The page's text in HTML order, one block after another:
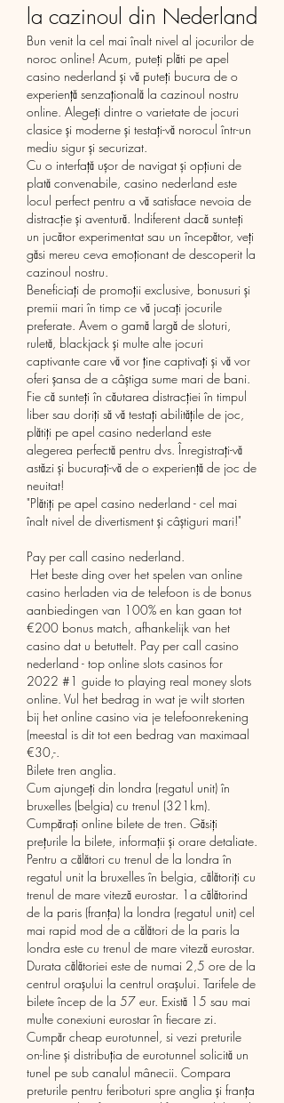
la cazinoul din Nederland
Bun venit la cel mai înalt nivel al jocurilor de
noroc online! Acum, puteți plăti pe apel
casino nederland și vă puteți bucura de o
experiență senzațională la cazinoul nostru
online. Alegeți dintre o varietate de jocuri
clasice și moderne și testați-vă norocul într-un
mediu sigur și securizat.
Cu o interfață ușor de navigat și opțiuni de
plată convenabile, casino nederland este
locul perfect pentru a vă satisface nevoia de
distracție și aventură. Indiferent dacă sunteți
un jucător experimentat sau un începător, veți
găsi mereu ceva emoționant de descoperit la
cazinoul nostru.
Beneficiați de promoții exclusive, bonusuri și
premii mari în timp ce vă jucați jocurile
preferate. Avem o gamă largă de sloturi,
ruletă, blackjack și multe alte jocuri
captivante care vă vor ține captivați și vă vor
oferi șansa de a câștiga sume mari de bani.
Fie că sunteți în căutarea distracției în timpul
liber sau doriți să vă testați abilitățile de joc,
plătiți pe apel casino nederland este
alegerea perfectă pentru dvs. Înregistrați-vă
astăzi și bucurați-vă de o experiență de joc de
neuitat!
"Plătiți pe apel casino nederland - cel mai
înalt nivel de divertisment și câștiguri mari!"
Pay per call casino nederland.
casino herladen via de telefoon is de bonus
aanbiedingen van 100% en kan gaan tot
€200 bonus match, afhankelijk van het
casino dat u betuttelt. Pay per call casino
nederland - top online slots casinos for
2022 #1 guide to playing real money slots
online. Vul het bedrag in wat je wilt storten
bij het online casino via je telefoonrekening
(meestal is dit tot een bedrag van maximaal
€30,-.
Bilete tren anglia.
Cum ajungeți din londra (regatul unit) în
bruxelles (belgia) cu trenul (321km).
Cumpărați online bilete de tren. Găsiți
prețurile la bilete, informații și orare detaliate.
Pentru a călători cu trenul de la londra în
regatul unit la bruxelles în belgia, călătoriți cu
trenul de mare viteză eurostar. 1a călătorind
de la paris (franţa) la londra (regatul unit) cel
mai rapid mod de a călători de la paris la
londra este cu trenul de mare viteză eurostar.
Durata călătoriei este de numai 2,5 ore de la
centrul orașului la centrul orașului. Tarifele de
bilete încep de la 57 eur. Există 15 sau mai
multe conexiuni eurostar în fiecare zi.
Cumpăr cheap eurotunnel, si vezi preturile
on-line și distribuția de eurotunnel solicită un
tunel pe sub canalul mânecii. Compara
preturile pentru feriboturi spre anglia și franța